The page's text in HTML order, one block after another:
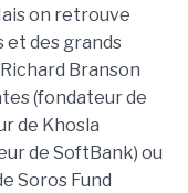
on retrouve
des grands
Branson
(fondateur de
de Khosla
de SoftBank) ou
Soros Fund